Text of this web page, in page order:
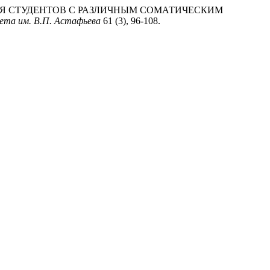
СТУДЕНТОВ С РАЗЛИЧНЫМ СОМАТИЧЕСКИМ
им. В.П. Астафьева 61 (3), 96-108.